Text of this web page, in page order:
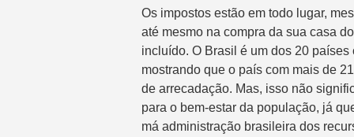
Os impostos estão em todo lugar,
até mesmo na compra da sua casa
incluído. O Brasil é um dos 20
mostrando que o país com mais de
de arrecadação. Mas, isso não
para o bem-estar da população, já
má administração brasileira dos